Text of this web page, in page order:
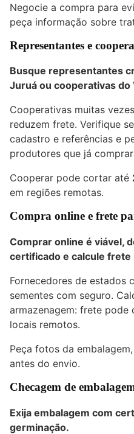
Negocie a compra para
peça informação sobre
Representantes e
Busque representantes
Juruá ou cooperativas do
Cooperativas muitas
reduzem frete. Verifique
cadastro e referências e
produtores que já
Cooperar pode cortar até
em regiões remotas.
Compra online e frete
Comprar online é viável,
certificado e calcule frete
Fornecedores de estados
sementes com seguro.
armazenagem: frete
locais remotos.
Peça fotos da
antes do envio.
Checagem de
Exija embalagem com
germinação.